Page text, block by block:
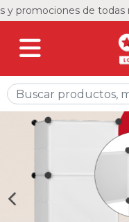
promociones de todas